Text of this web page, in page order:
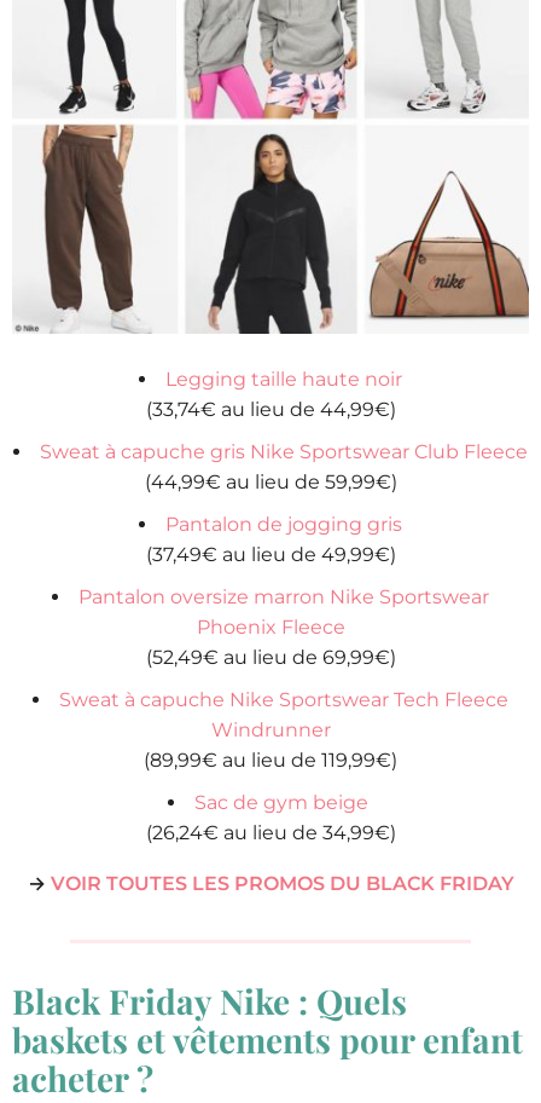
Legging taille haute noir
(33,74€ au lieu de 44,99€)
Sweat à capuche gris Nike Sportswear Club Fleece
(44,99€ au lieu de 59,99€)
Pantalon de jogging gris
(37,49€ au lieu de 49,99€)
Pantalon oversize marron Nike Sportswear
Phoenix Fleece
(52,49€ au lieu de 69,99€)
Sweat à capuche Nike Sportswear Tech Fleece
Windrunner
(89,99€ au lieu de 119,99€)
Sac de gym beige
(26,24€ au lieu de 34,99€)
→ VOIR TOUTES LES PROMOS DU BLACK FRIDAY
Black Friday Nike : Quels
baskets et vêtements pour enfant
acheter ?